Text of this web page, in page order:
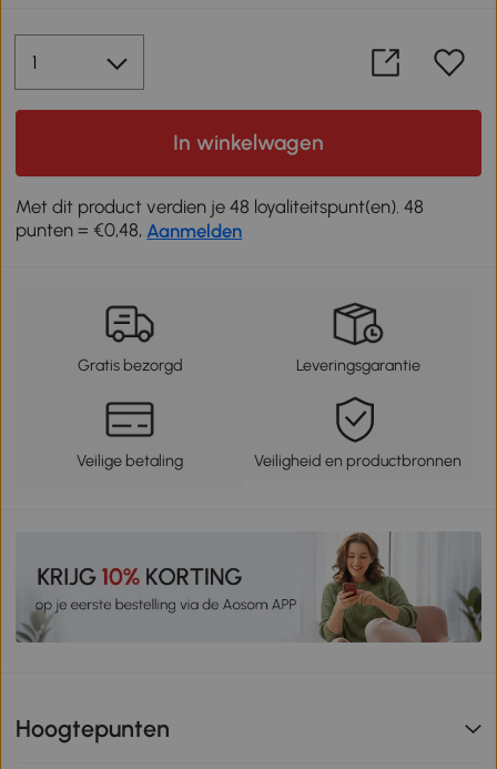
In winkelwagen
Met dit product verdien je 48 loyaliteitspunt(en). 48
punten = €0,48, Aanmelden
Gratis bezorgd Leveringsgarantie
Veilige betaling Veiligheid en productbronnen
Hoogtepunten